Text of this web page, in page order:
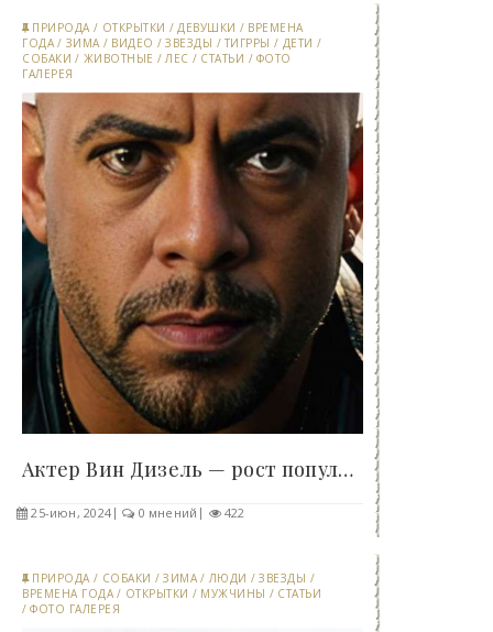
ПРИРОДА / ОТКРЫТКИ /ДЕВУШКИ / ВРЕМЕНА
ГОДА / ЗИМА / ВИДЕО /ЗВЕЗДЫ / ТИГРРЫ / ДЕТИ /
СОБАКИ / ЖИВОТНЫЕ /ЛЕС / СТАТЬИ / ФОТО
ГАЛЕРЕЯ
Актер Вин Дизель — рост популярности этого парня..
25-июн, 2024 0 мнений 422
ПРИРОДА / СОБАКИ /ЗИМА / ЛЮДИ /ЗВЕЗДЫ /
ВРЕМЕНА ГОДА / ОТКРЫТКИ / МУЖЧИНЫ / СТАТЬИ
/ФОТО ГАЛЕРЕЯ